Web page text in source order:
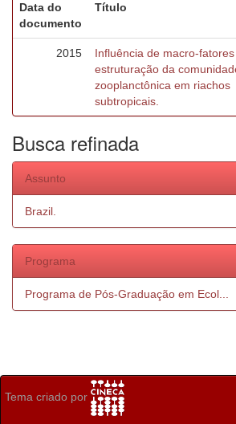
Data do
documento
Título
2015
Influência de macro-fatores
estruturação da
zooplanctônica em riachos
subtropicais.
Busca refinada
Assunto
Brazil.
Programa
Programa de Pós-Graduação em Ecol...
Tema criado por